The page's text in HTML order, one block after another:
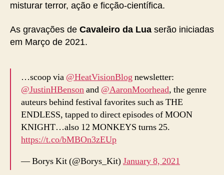
misturar terror, ação e ficção-científica.
As gravações de Cavaleiro da Lua serão iniciadas
em Março de 2021.
…scoop via @HeatVisionBlognewsletter:
@JustinHBensonand @AaronMoorhead, the genre
auteurs behind festival favorites such as THE
ENDLESS, tapped to direct episodes of MOON
KNIGHT…also 12 MONKEYS turns 25.
https://t.co/bMBOn3zEUp
— Borys Kit (@Borys_Kit)January 8, 2021